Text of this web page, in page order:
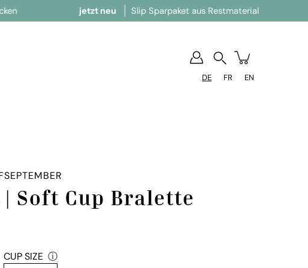
Slip Sparpaket aus Restmaterial
DE FR EN
| Soft Cup Bralette
CUP SIZE ⓘ